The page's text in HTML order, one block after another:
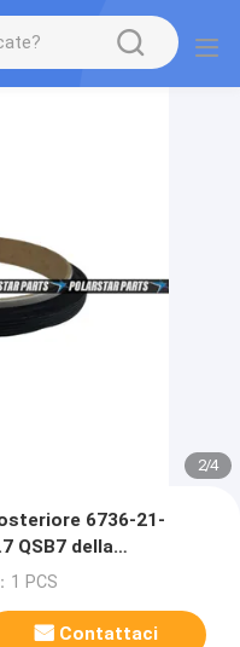
2/4
6736-21-
QSB7 della
1 PCS
Contattaci